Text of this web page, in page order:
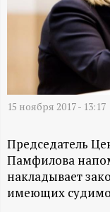
Д
Н
-
15 ноября 2017 - 13:17
Председатель
Памфилова
накладывает
имеющих